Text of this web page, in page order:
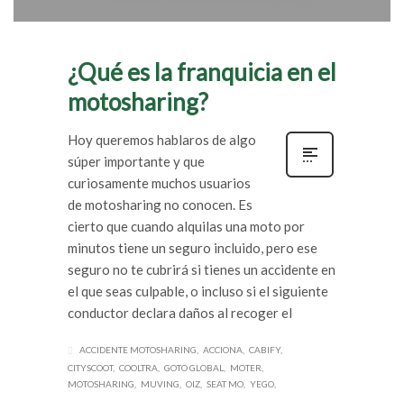
¿Qué es la franquicia en el
motosharing?
Hoy queremos hablaros de algo
súper importante y que
curiosamente muchos usuarios
de motosharing no conocen. Es
cierto que cuando alquilas una moto por
minutos tiene un seguro incluido, pero ese
seguro no te cubrirá si tienes un accidente en
el que seas culpable, o incluso si el siguiente
conductor declara daños al recoger el
ACCIDENTE MOTOSHARING ACCIONA CABIFY
CITYSCOOT COOLTRA GOTO GLOBAL
MOTER
MOTOSHARING
MUVING OIZ SEAT MO YEGO